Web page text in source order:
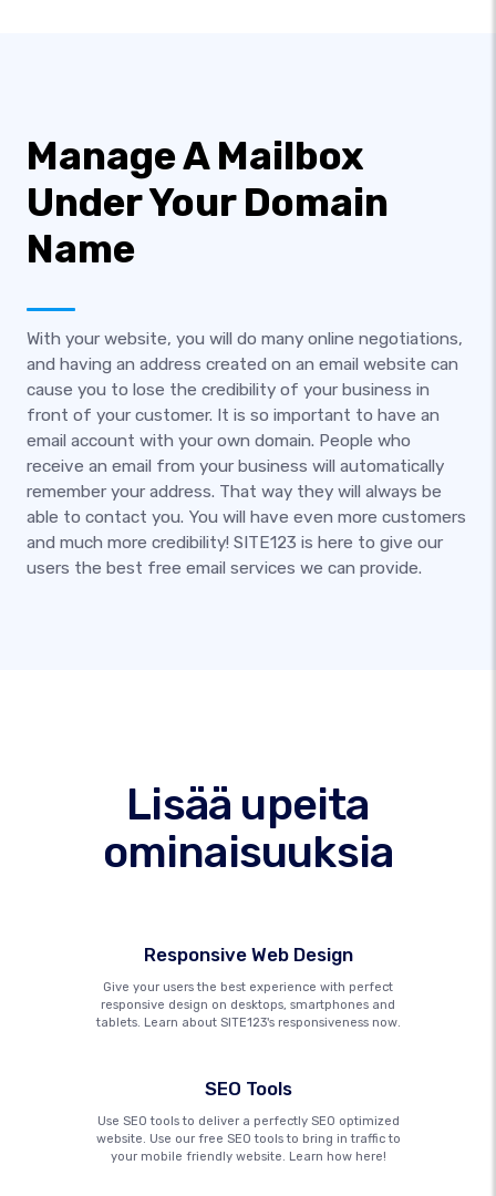
Manage A Mailbox
Under Your Domain
Name
With your website, you will do many online negotiations,
and having an address created on an email website can
cause you to lose the credibility of your business in
front of your customer. It is so important to have an
email account with your own domain. People who
receive an email from your business will automatically
remember your address. That way they will always be
able to contact you. You will have even more customers
and much more credibility! SITE123 is here to give our
users the best free email services we can provide.
Lisää upeita
ominaisuuksia
Responsive Web Design
Give your users the best experience with perfect
responsive design on desktops, smartphones and
tablets. Learn about SITE123's responsiveness now.
SEO Tools
Use SEO tools to deliver a perfectly SEO optimized
website. Use our free SEO tools to bring in traffic to
your mobile friendly website. Learn how here!